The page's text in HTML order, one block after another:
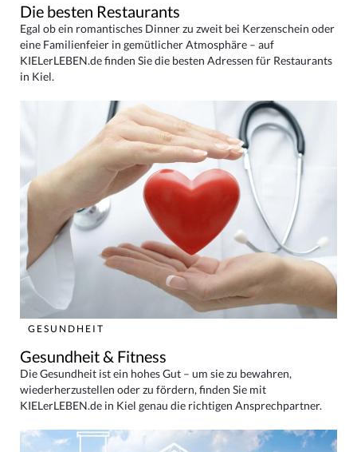
Die besten Restaurants
Egal ob ein romantisches Dinner zu zweit bei Kerzenschein oder
eine Familienfeier in gemütlicher Atmosphäre – auf
KIELerLEBEN.de finden Sie die besten Adressen für Restaurants
in Kiel.
GESUNDHEIT
Gesundheit & Fitness
Die Gesundheit ist ein hohes Gut – um sie zu bewahren,
wiederherzustellen oder zu fördern, finden Sie mit
KIELerLEBEN.de in Kiel genau die richtigen Ansprechpartner.